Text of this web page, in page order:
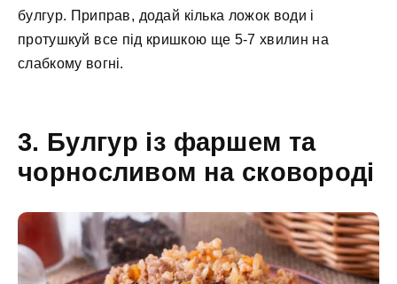
булгур. Приправ, додай кілька ложок води і
протушкуй все під кришкою ще 5-7 хвилин на
слабкому вогні.
3. Булгур із фаршем та
чорносливом на сковороді